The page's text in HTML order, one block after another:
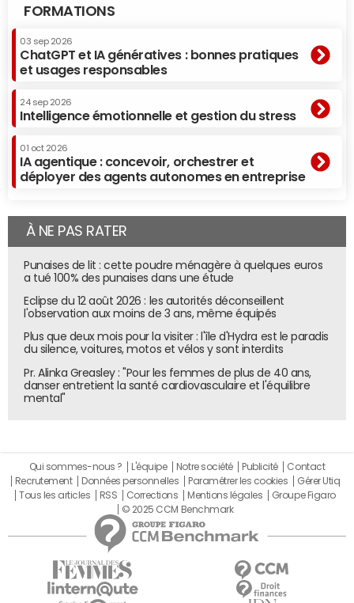
FORMATIONS
03 sep 2026
ChatGPT et IA génératives : bonnes pratiques
et usages responsables
24 sep 2026
Intelligence émotionnelle et gestion du stress
01 oct 2026
IA agentique : concevoir, orchestrer et
déployer des agents autonomes en entreprise
À NE PAS RATER
Punaises de lit : cette poudre ménagère à quelques euros
a tué 100% des punaises dans une étude
Eclipse du 12 août 2026 : les autorités déconseillent
l'observation aux moins de 3 ans, même équipés
Plus que deux mois pour la visiter : l'île d'Hydra est le paradis
du silence, voitures, motos et vélos y sont interdits
Pr. Alinka Greasley : "Pour les femmes de plus de 40 ans,
danser entretient la santé cardiovasculaire et l'équilibre
mental"
Qui sommes-nous ? L'équipe Notre société Publicité
Contact
Recrutement
Données personnelles Paramétrer les cookies
Gérer Utiq
Tous les articles
RSS Corrections Mentions légales
Groupe Figaro
© 2025 CCM Benchmark